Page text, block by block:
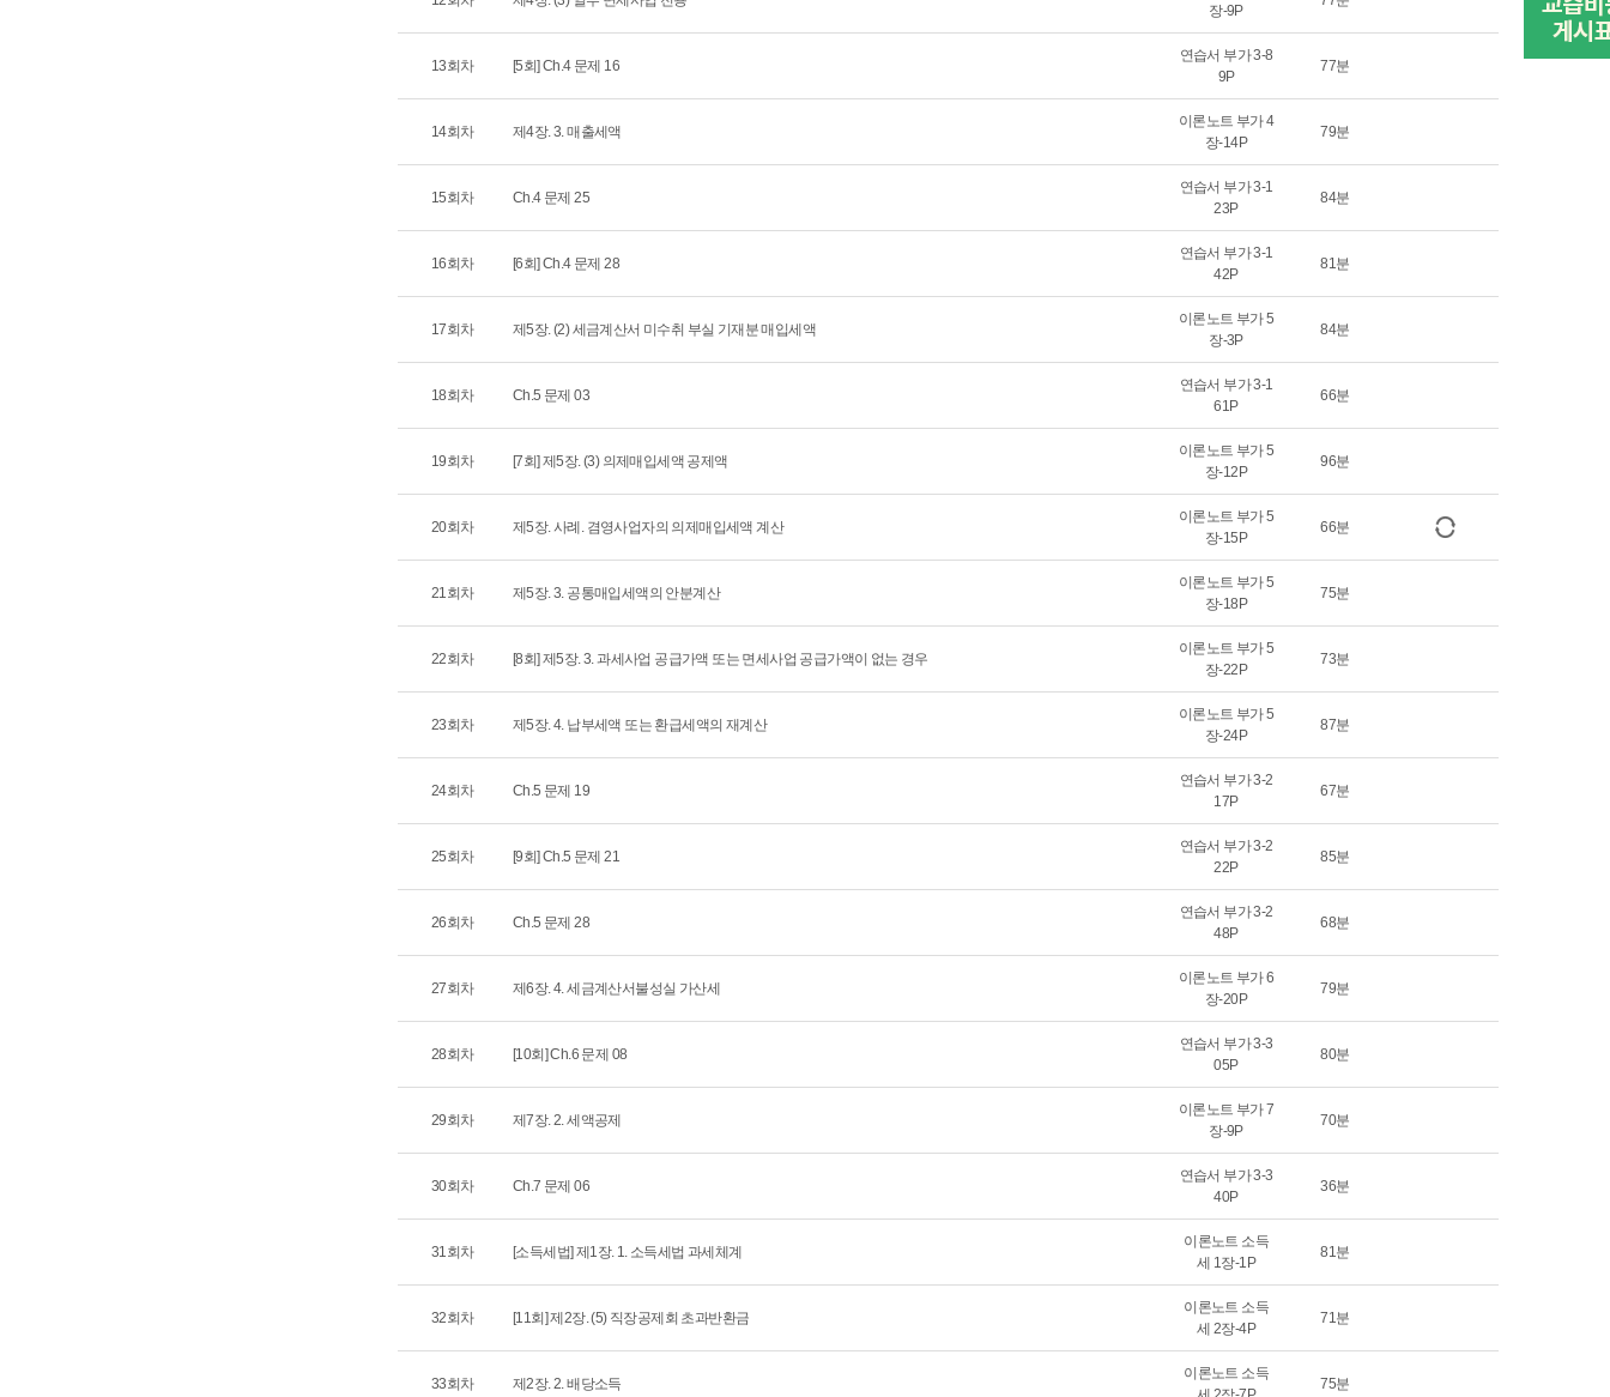
장-9P
13회차 [5회] Ch.4 문제 16
연습서 부가 3-8
9P
77분
14회차 제4장. 3. 매출세액
이론노트 부가 4
장-14P
79분
15회차 Ch.4 문제 25
연습서 부가 3-1
23P
84분
16회차 [6회] Ch.4 문제 28
연습서 부가 3-1
42P
81분
17회차 제5장. (2) 세금계산서 미수취 부실 기재분 매입세액
이론노트 부가 5
장-3P
84분
18회차 Ch.5 문제 03
연습서 부가 3-1
61P
66분
19회차 [7회] 제5장. (3) 의제매입세액 공제액
이론노트 부가 5
장-12P
96분
20회차 제5장. 사례. 겸영사업자의 의제매입세액 계산
이론노트 부가 5
장-15P
66분
21회차 제5장. 3. 공통매입세액의 안분계산
이론노트 부가 5
장-18P
75분
22회차 [8회] 제5장. 3. 과세사업 공급가액 또는 면세사업 공급가액이 없는 경우
이론노트 부가 5
장-22P
73분
23회차 제5장. 4. 납부세액 또는 환급세액의 재계산
이론노트 부가 5
장-24P
87분
24회차 Ch.5 문제 19
연습서 부가 3-2
17P
67분
25회차 [9회] Ch.5 문제 21
연습서 부가 3-2
22P
85분
26회차 Ch.5 문제 28
연습서 부가 3-2
48P
68분
27회차 제6장. 4. 세금계산서불성실 가산세
이론노트 부가 6
장-20P
79분
28회차 [10회] Ch.6 문제 08
연습서 부가 3-3
05P
80분
29회차 제7장. 2. 세액공제
이론노트 부가 7
장-9P
70분
30회차 Ch.7 문제 06
연습서 부가 3-3
40P
36분
31회차 [소득세법] 제1장. 1. 소득세법 과세체계
이론노트 소득
세 1장-1P
81분
32회차 [11회] 제2장. (5) 직장공제회 초과반환금
이론노트 소득
세 2장-4P
71분
33회차 제2장. 2. 배당소득
이론노트 소득
75분